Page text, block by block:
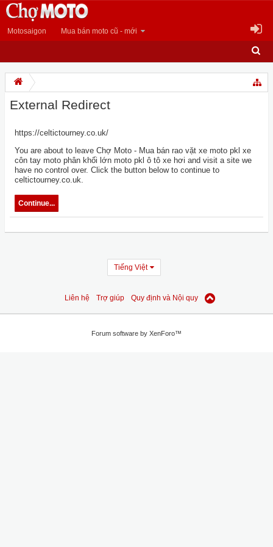
Motosaigon Mua bán moto cũ - mới
External Redirect
https://celtictourney.co.uk/
You are about to leave Chợ Moto - Mua bán rao vặt xe moto pkl xe
côn tay moto phân khối lớn moto pkl ô tô xe hơi and visit a site we
have no control over. Click the button below to continue to
celtictourney.co.uk.
Continue...
Tiếng Việt
Liên hệ Trợ giúp Quy định và Nội quy
Forum software by XenForo™